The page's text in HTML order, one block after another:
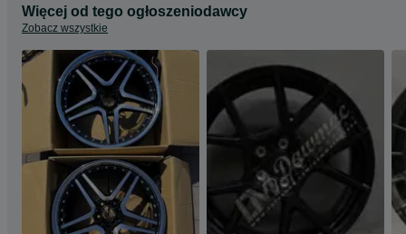
Więcej od tego ogłoszeniodawcy
Zobacz wszystkie